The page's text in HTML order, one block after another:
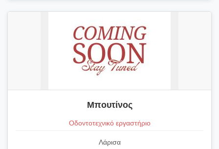
Μπουτίνος
Οδοντοτεχνικό εργαστήριο
Λάρισα